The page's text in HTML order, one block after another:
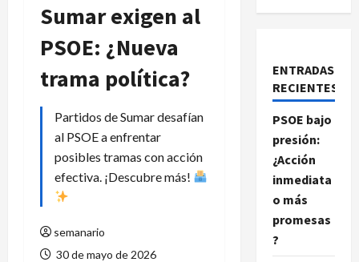
Sumar exigen al
PSOE: ¿Nueva
trama política?
Partidos de Sumar desafían
al PSOE a enfrentar
posibles tramas con acción
efectiva. ¡Descubre más!
semanario
30 de mayo de 2026
ENTRADAS
RECIENTES
PSOE bajo
presión:
¿Acción
inmediata
o más
promesas
?